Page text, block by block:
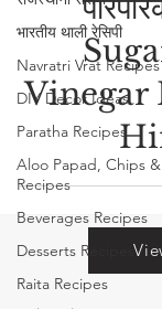
भारतीय थाली रेसिपी
Navratri Vrat Recipes
DIY Decor Ideas
Paratha Recipes
Aloo Papad, Chips
Recipes
Beverages Recipes
Desserts Recipes
Raita Recipes
गन्ने का
Vinegar